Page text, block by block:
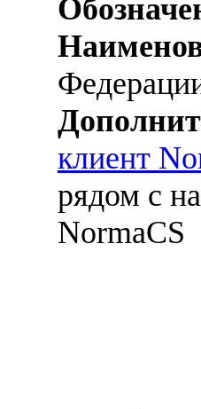
клиент
рядом с
NormaCS